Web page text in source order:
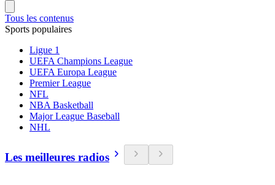
Tous les contenus
Sports populaires
Ligue 1
UEFA Champions League
UEFA Europa League
Premier League
NFL
NBA Basketball
Major League Baseball
NHL
Les meilleures radios